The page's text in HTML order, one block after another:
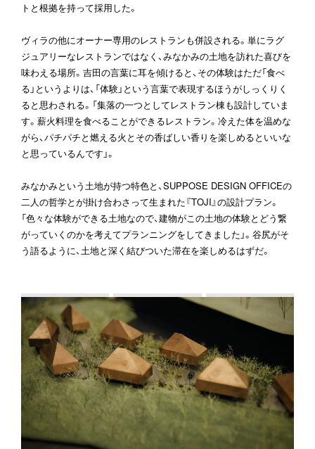
トと根拠を持って採用した。
ヴィラの他にオーナー専用のレストランも併設される。単にラグ
ジュアリーなレストランではなく、みなかみの土地を訪れた喜びを
味わえる場所。吉田の言葉に耳を傾けると、その体験はただ「食べ
る」というよりは、「体験」という言葉で表現するほうがしっくりく
ると思わされる。「集落の一つとしてレストラン棟も設計していま
す。薪火料理を食べることができるレストラン。冷えた体を温めな
がら、パチパチと燃える火とその香ばしい香りを楽しめるといいな
と思っているんです」。
みなかみという土地が持つ特色と、SUPPOSE DESIGN OFFICEの
二人の哲学とが掛け合わさって生まれた『TOJI』の設計プラン。
「色々な体験ができる土地なので、建物がこの土地の体験とどう繋
がっていくのかを考えてプランニングをしてきました」。谷尻がそ
う語るように、土地と深く結びついた滞在を楽しめるはずだ。